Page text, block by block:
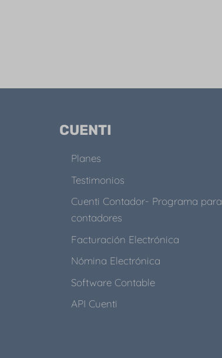
CUENTI
Planes
Testimonios
Cuenti Contador- Programa para
contadores
Facturación Electrónica
Nómina Electrónica
Software Contable
API Cuenti